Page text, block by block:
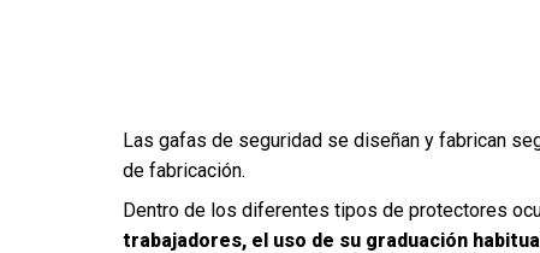
Las gafas de seguridad se diseñan y fabrican
de fabricación.
Dentro de los diferentes tipos de protectores
trabajadores, el uso de su graduación